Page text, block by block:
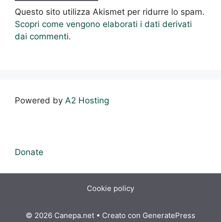
Questo sito utilizza Akismet per ridurre lo spam.
Scopri come vengono elaborati i dati derivati
dai commenti.
Powered by A2 Hosting
Donate
Cookie policy
© 2026 Canepa.net • Creato con GeneratePress